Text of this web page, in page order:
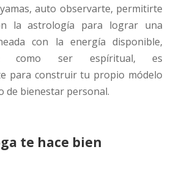
auto observarte, permitirte
la astrología para lograr una
con la energía disponible,
como ser espíritual, es
para construir tu propio módelo
de bienestar personal.
te hace bien